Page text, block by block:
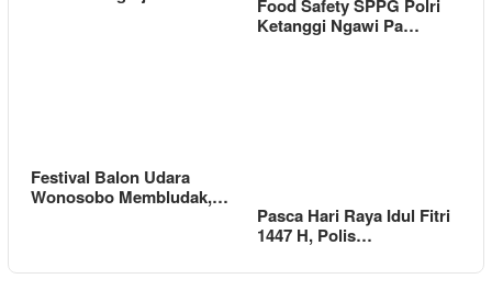
Food Safety SPPG Polri
Ketanggi Ngawi Pa…
Festival Balon Udara
Wonosobo Membludak,…
Pasca Hari Raya Idul Fitri
1447 H, Polis…